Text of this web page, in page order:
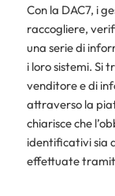
Con la DAC7, i
raccogliere,
una serie di
i loro sistemi. Si
venditore e di
attraverso la
chiarisce che
identificativi sia
effettuate